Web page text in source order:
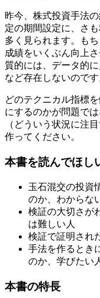
昨今、株式投資手法
定の期間設定に、さ
多く見られます。も
成績をいくぶん向上
質的には、データ的
など存在しないのです
どのテクニカル指標
にするのかが問題で
（どういう状況に注
作ってください。
本書を読んでほし
玉石混交の投資
のか、わからな
検証の大切さが
は難しい人
検証で証明され
手法を作るとき
のか、学びたい
本書の特長